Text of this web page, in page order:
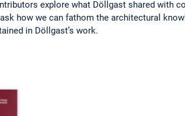
explore what Döllgast shared with
how we can fathom the architectural
in Döllgast’s work.